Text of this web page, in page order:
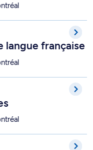
langue française
clinique